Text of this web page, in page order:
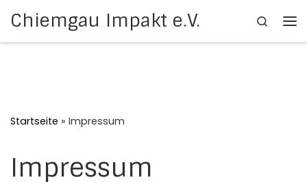
Zum Inhalt springen
Chiemgau Impakt e.V.
Search
Startseite » Impressum
Impressum